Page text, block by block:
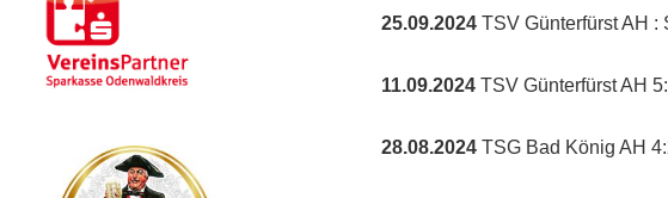
25.09.2024 TSV Günterfürst AH :
11.09.2024 TSV Günterfürst AH
28.08.2024 TSG Bad König AH